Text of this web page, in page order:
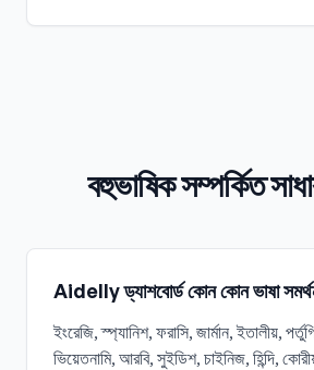
বহুভাষিক সম্পর্কিত
Aidelly ড্যাশবোর্ড কোন কোন ভাষা
ইংরেজি, স্প্যানিশ, ফরাসি, জার্মান, ইতালীয়,
ভিয়েতনামি, আরবি, সুইডিশ, চাইনিজ, হিন্দি,